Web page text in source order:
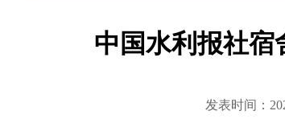
中国水利报社宿
发表时间：